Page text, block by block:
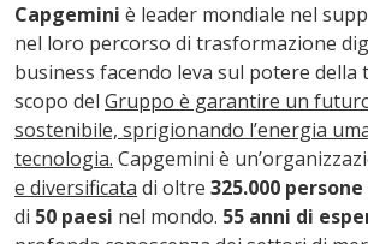
Capgemini è leader mondiale nel
nel loro percorso di trasformazione
business facendo leva sul potere della
scopo del Gruppo è garantire un
sostenibile, sprigionando l’energia
tecnologia. Capgemini è
e diversificata di oltre 325.000 persone
di 50 paesi nel mondo. 55 anni di